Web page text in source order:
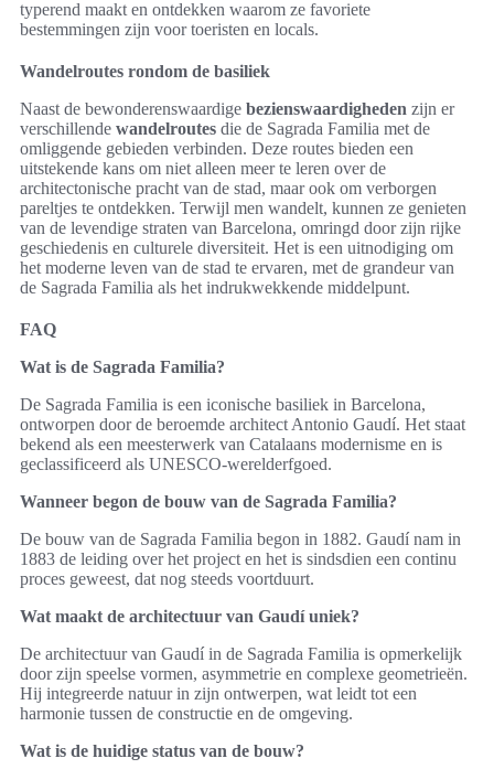
typerend maakt en ontdekken waarom ze favoriete
bestemmingen zijn voor toeristen en locals.
Wandelroutes rondom de basiliek
Naast de bewonderenswaardige bezienswaardigheden zijn er
verschillende wandelroutes die de Sagrada Familia met de
omliggende gebieden verbinden. Deze routes bieden een
uitstekende kans om niet alleen meer te leren over de
architectonische pracht van de stad, maar ook om verborgen
pareltjes te ontdekken. Terwijl men wandelt, kunnen ze genieten
van de levendige straten van Barcelona, omringd door zijn rijke
geschiedenis en culturele diversiteit. Het is een uitnodiging om
het moderne leven van de stad te ervaren, met de grandeur van
de Sagrada Familia als het indrukwekkende middelpunt.
FAQ
Wat is de Sagrada Familia?
De Sagrada Familia is een iconische basiliek in Barcelona,
ontworpen door de beroemde architect Antonio Gaudí. Het staat
bekend als een meesterwerk van Catalaans modernisme en is
geclassificeerd als UNESCO-werelderfgoed.
Wanneer begon de bouw van de Sagrada Familia?
De bouw van de Sagrada Familia begon in 1882. Gaudí nam in
1883 de leiding over het project en het is sindsdien een continu
proces geweest, dat nog steeds voortduurt.
Wat maakt de architectuur van Gaudí uniek?
De architectuur van Gaudí in de Sagrada Familia is opmerkelijk
door zijn speelse vormen, asymmetrie en complexe geometrieën.
Hij integreerde natuur in zijn ontwerpen, wat leidt tot een
harmonie tussen de constructie en de omgeving.
Wat is de huidige status van de bouw?